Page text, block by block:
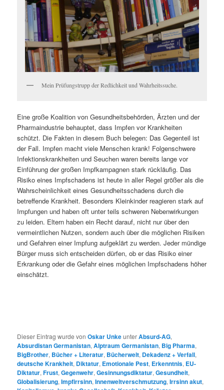
Mein Prüfungstrupp der Redlichkeit und Wahrheitssuche.
Eine große Koalition von Gesundheitsbehörden, Ärzten und der
Pharmaindustrie behauptet, dass Impfen vor Krankheiten
schützt. Die Fakten in diesem Buch belegen: Das Gegenteil ist
der Fall. Impfen macht viele Menschen krank! Folgenschwere
Infektionskrankheiten und Seuchen waren bereits lange vor
Einführung der großen Impfkampagnen stark rückläufig. Das
Risiko eines Impfschadens ist heute in aller Regel größer als die
Wahrscheinlichkeit eines Gesundheitsschadens durch die
betreffende Krankheit. Besonders Kleinkinder reagieren stark auf
Impfungen und haben oft unter teils schweren Nebenwirkungen
zu leiden. Eltern haben ein Recht darauf, nicht nur über den
vermeintlichen Nutzen, sondern auch über die möglichen Risiken
und Gefahren einer Impfung aufgeklärt zu werden. Jeder mündige
Bürger muss sich entscheiden dürfen, ob er das Risiko einer
Erkrankung oder die Gefahr eines möglichen Impfschadens höher
einschätzt.
Dieser Eintrag wurde vonOskar UnkeunterAbsurd-AG,
Absurdistan Germanistan,Alptraum Germanistan, Big Pharma,
BigBrother, Bücher + Literatur, Bücherwelt, Dekadenz + Verfall,
deutsche Krankheit, Diktatur, Emotionale Pest, Erkenntnis, EU-
Diktatur,Frust,Gegenwehr,Gesinnungsdiktatur,Gesundheit,
Globalisierung,Impfirrsinn,Innenweltverschmutzung,Irrsinn akut,